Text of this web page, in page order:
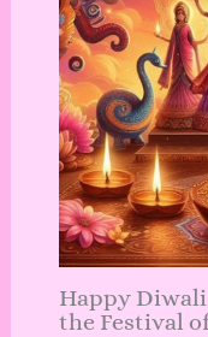
Happy Diwali
the Festival